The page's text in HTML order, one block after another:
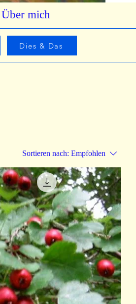
Über mich
Dies & Das
Sortieren nach: Empfohlen